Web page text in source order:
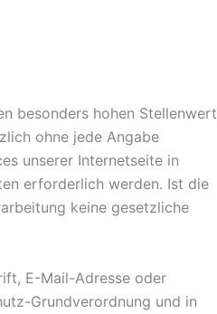
besonders hohen Stellenwert
ohne jede Angabe
unserer Internetseite in
erforderlich werden. Ist die
keine gesetzliche
E-Mail-Adresse oder
Grundverordnung und in